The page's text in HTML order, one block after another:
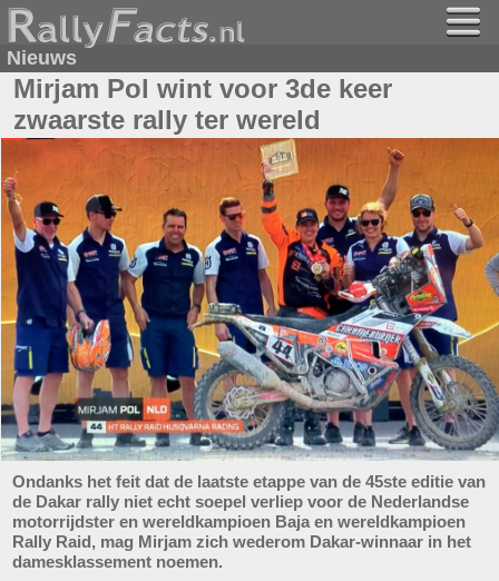
Nieuws
Mirjam Pol wint voor 3de keer
zwaarste rally ter wereld
Ondanks het feit dat de laatste etappe van de 45ste editie van
de Dakar rally niet echt soepel verliep voor de Nederlandse
motorrijdster en wereldkampioen Baja en wereldkampioen
Rally Raid, mag Mirjam zich wederom Dakar-winnaar in het
damesklassement noemen.